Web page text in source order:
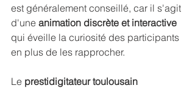
est généralement conseillé, car il s'agit
d'une animation discrète et interactive
qui éveille la curiosité des participants
en plus de les rapprocher.
Le prestidigitateur toulousain